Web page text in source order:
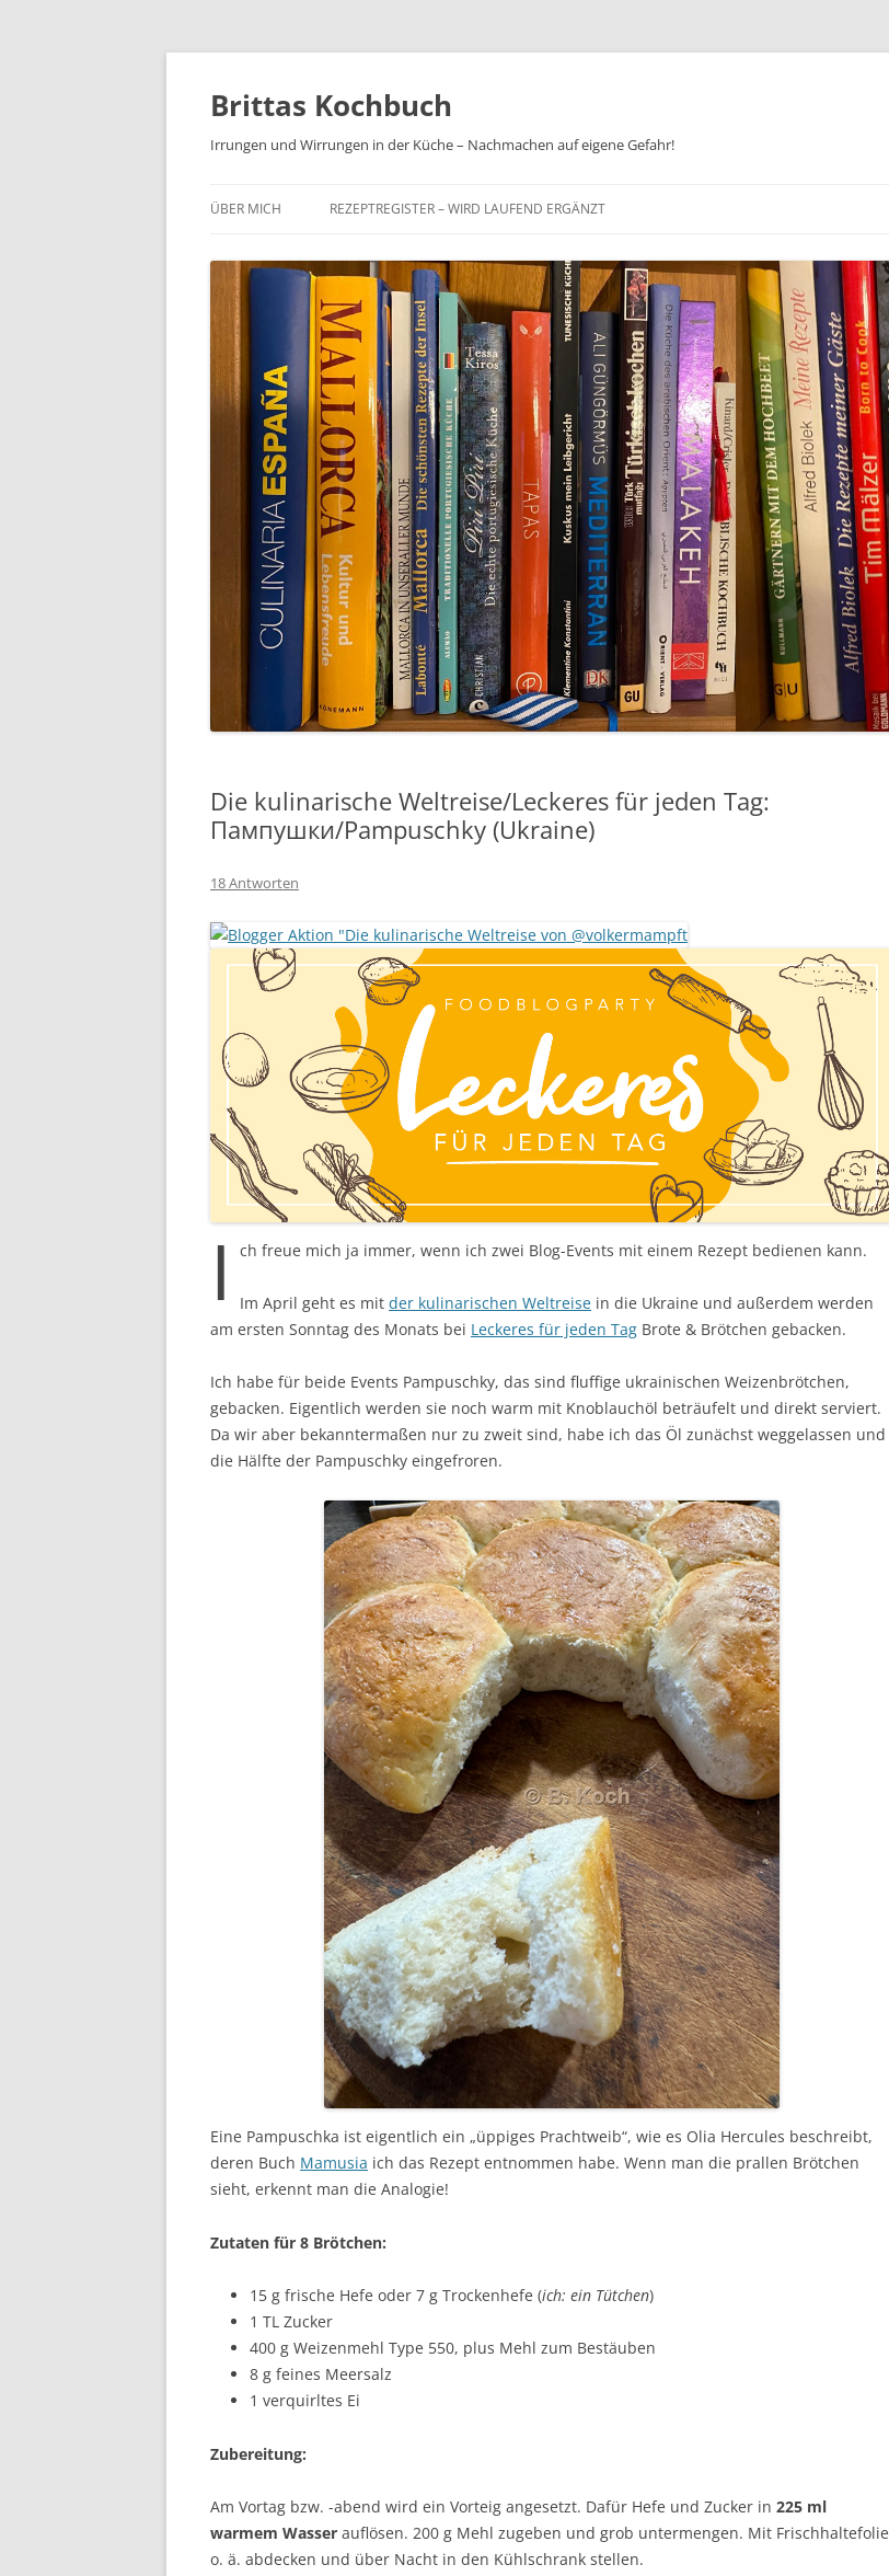
Brittas Kochbuch
Irrungen und Wirrungen in der Küche – Nachmachen auf eigene Gefahr!
ÜBER MICH REZEPTREGISTER – WIRD LAUFEND ERGÄNZT
Die kulinarische Weltreise/Leckeres für jeden Tag:
Пампушки/Pampuschky (Ukraine)
18 Antworten
I ch freue mich ja immer, wenn ich zwei Blog-Events mit einem Rezept bedienen kann.
Im April geht es mit der kulinarischen Weltreise in die Ukraine und außerdem werden
am ersten Sonntag des Monats bei Leckeres für jeden Tag Brote & Brötchen gebacken.
Ich habe für beide Events Pampuschky, das sind fluffige ukrainischen Weizenbrötchen,
gebacken. Eigentlich werden sie noch warm mit Knoblauchöl beträufelt und direkt serviert.
Da wir aber bekanntermaßen nur zu zweit sind, habe ich das Öl zunächst weggelassen und
die Hälfte der Pampuschky eingefroren.
Eine Pampuschka ist eigentlich ein „üppiges Prachtweib“, wie es Olia Hercules beschreibt,
deren Buch Mamusia ich das Rezept entnommen habe. Wenn man die prallen Brötchen
sieht, erkennt man die Analogie!
Zutaten für 8 Brötchen:
15 g frische Hefe oder 7 g Trockenhefe (ich: ein Tütchen)
1 TL Zucker
400 g Weizenmehl Type 550, plus Mehl zum Bestäuben
8 g feines Meersalz
1 verquirltes Ei
Zubereitung:
Am Vortag bzw. -abend wird ein Vorteig angesetzt. Dafür Hefe und Zucker in 225 ml
warmem Wasser auflösen. 200 g Mehl zugeben und grob untermengen. Mit Frischhaltefolie
o. ä. abdecken und über Nacht in den Kühlschrank stellen.